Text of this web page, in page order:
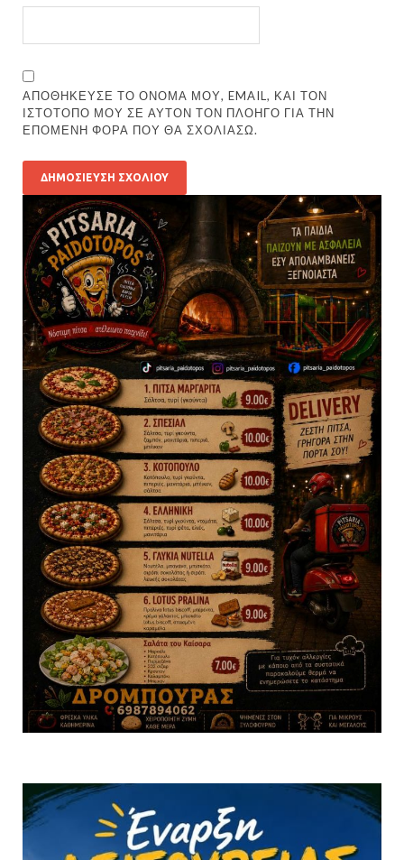
ΑΠΟΘΉΚΕΥΣΕ ΤΟ ΌΝΟΜΆ ΜΟΥ, EMAIL, ΚΑΙ ΤΟΝ
ΙΣΤΌΤΟΠΟ ΜΟΥ ΣΕ ΑΥΤΌΝ ΤΟΝ ΠΛΟΗΓΌ ΓΙΑ ΤΗΝ
ΕΠΌΜΕΝΗ ΦΟΡΆ ΠΟΥ ΘΑ ΣΧΟΛΙΆΣΩ.